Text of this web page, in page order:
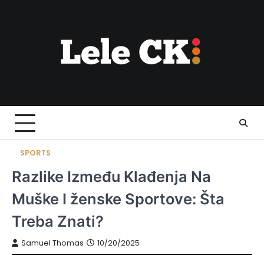
SPORTS
Razlike Između Klađenja Na
Muške I ženske Sportove: Šta
Treba Znati?
Samuel Thomas 10/20/2025